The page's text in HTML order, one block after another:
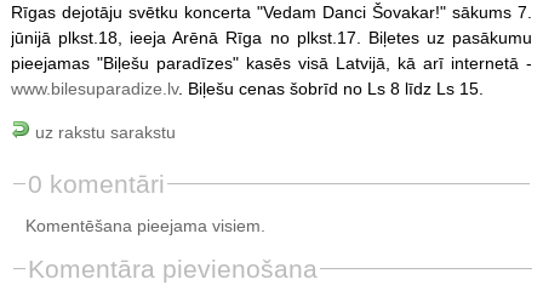
Rīgas dejotāju svētku koncerta "Vedam Danci Šovakar!" sākums 7.
jūnijā plkst.18, ieeja Arēnā Rīga no plkst.17. Biļetes uz pasākumu
pieejamas "Biļešu paradīzes" kasēs visā Latvijā, kā arī internetā -
www.bilesuparadize.lv. Biļešu cenas šobrīd no Ls 8 līdz Ls 15.
uz rakstu sarakstu
0 komentāri
Komentēšana pieejama visiem.
Komentāra pievienošana